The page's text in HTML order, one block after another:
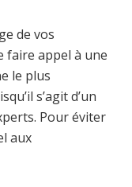
de vos
faire appel à une
le plus
s’agit d’un
Pour éviter
aux